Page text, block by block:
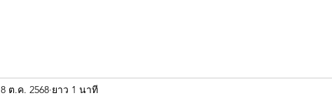
8 ต.ค. 2568 ยาว 1 นาที